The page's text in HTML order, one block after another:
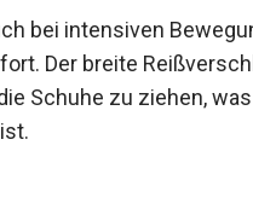
bei intensiven
Der breite
Schuhe zu ziehen,